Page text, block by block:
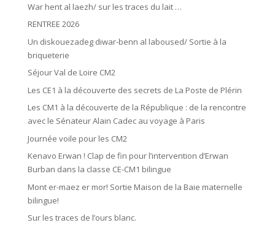
War hent al laezh/ sur les traces du lait …
RENTREE 2026
Un diskouezadeg diwar-benn al laboused/ Sortie à la
briqueterie
Séjour Val de Loire CM2
Les CE1 à la découverte des secrets de La Poste de Plérin
Les CM1 à la découverte de la République : de la rencontre
avec le Sénateur Alain Cadec au voyage à Paris
Journée voile pour les CM2
Kenavo Erwan ! Clap de fin pour l’intervention d’Erwan
Burban dans la classe CE-CM1 bilingue
Mont er-maez er mor! Sortie Maison de la Baie maternelle
bilingue!
Sur les traces de l’ours blanc.